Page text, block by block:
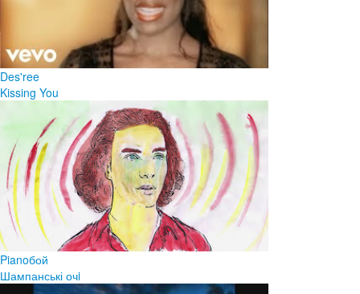
Des'ree
Kissing You
Pianoбой
Шампанські очi